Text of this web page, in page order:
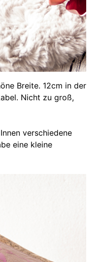
Breite. 12cm in der
Nicht zu groß,
verschiedene
eine kleine